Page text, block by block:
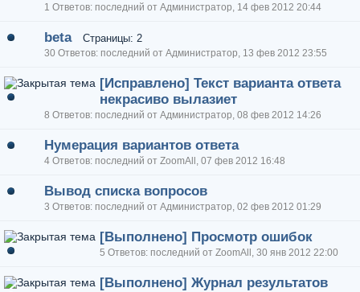
1 Ответов: последний от Администратор, 14 фев 2012 20:44
beta Страницы: 2
30 Ответов: последний от Администратор, 13 фев 2012 23:55
[Исправлено] Текст варианта ответа
некрасиво вылазиет
8 Ответов: последний от Администратор, 08 фев 2012 14:26
Нумерация вариантов ответа
4 Ответов: последний от ZoomAll, 07 фев 2012 16:48
Вывод списка вопросов
3 Ответов: последний от Администратор, 02 фев 2012 01:29
[Выполнено] Просмотр ошибок
5 Ответов: последний от ZoomAll, 30 янв 2012 22:00
[Выполнено] Журнал результатов